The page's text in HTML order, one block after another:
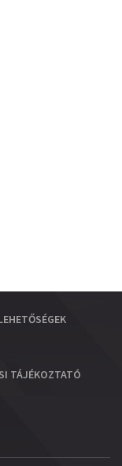
TÁJÉKOZTATÓ